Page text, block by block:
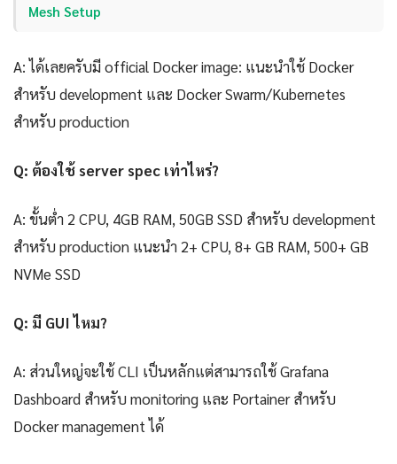
Mesh Setup
A: ได้เลยครับมี official Docker image: แนะนำใช้ Docker
สำหรับ development และ Docker Swarm/Kubernetes
สำหรับ production
Q: ต้องใช้ server spec เท่าไหร่?
A: ขั้นต่ำ 2 CPU, 4GB RAM, 50GB SSD สำหรับ development
สำหรับ production แนะนำ 2+ CPU, 8+ GB RAM, 500+ GB
NVMe SSD
Q: มี GUI ไหม?
A: ส่วนใหญ่จะใช้ CLI เป็นหลักแต่สามารถใช้ Grafana
Dashboard สำหรับ monitoring และ Portainer สำหรับ
Docker management ได้